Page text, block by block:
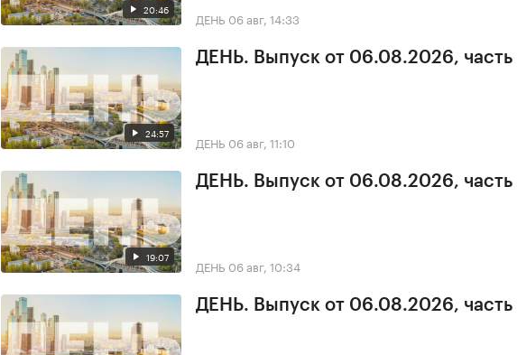
20:46 ДЕНЬ 06 авг, 14:33
24:57
ДЕНЬ. Выпуск от 06.08.2026, часть
ДЕНЬ 06 авг, 11:10
19:07
ДЕНЬ. Выпуск от 06.08.2026, часть
ДЕНЬ 06 авг, 10:34
ДЕНЬ. Выпуск от 06.08.2026, часть